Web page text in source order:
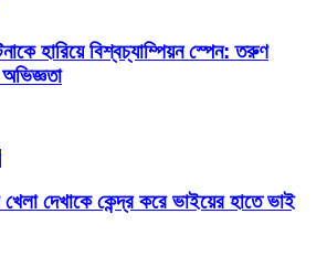
হারিয়ে বিশ্বচ্যাম্পিয়ন স্পেন: তরুণ
দেখাকে কেন্দ্র করে ভাইয়ের হাতে ভাই